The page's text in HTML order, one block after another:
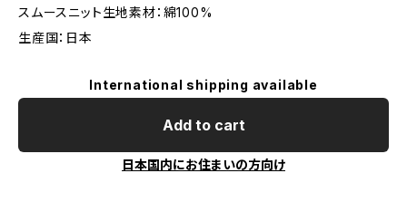
スムースニット生地素材：綿100%
生産国：日本
International shipping available
Add to cart
日本国内にお住まいの方向け